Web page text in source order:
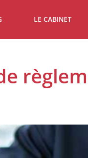
LE CABINET